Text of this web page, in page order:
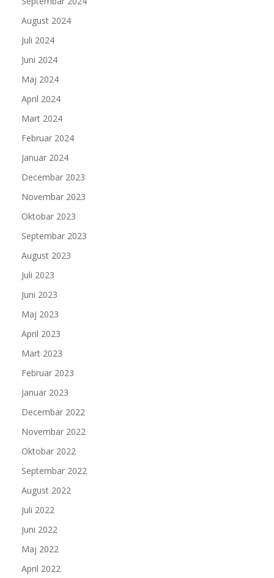
August 2024
Juli 2024
Juni 2024
Maj 2024
April 2024
Mart 2024
Februar 2024
Januar 2024
Decembar 2023
Novembar 2023
Oktobar 2023
Septembar 2023
August 2023
Juli 2023
Juni 2023
Maj 2023
April 2023
Mart 2023
Februar 2023
Januar 2023
Decembar 2022
Novembar 2022
Oktobar 2022
Septembar 2022
August 2022
Juli 2022
Juni 2022
Maj 2022
April 2022